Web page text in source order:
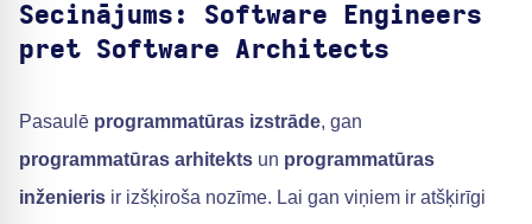
Secinājums: Software Engineers
pret Software Architects
Pasaulē programmatūras izstrāde, gan
programmatūras arhitekts un programmatūras
inženieris ir izšķiroša nozīme. Lai gan viņiem ir atšķirīgi